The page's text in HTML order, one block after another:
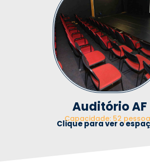
Auditório AF
Capacidade: 52
Clique para ver o